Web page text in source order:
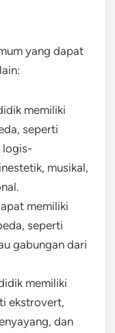
yang dapat
memiliki
seperti
logis-
musikal,
memiliki
seperti
gabungan dari
memiliki
ekstrovert,
dan